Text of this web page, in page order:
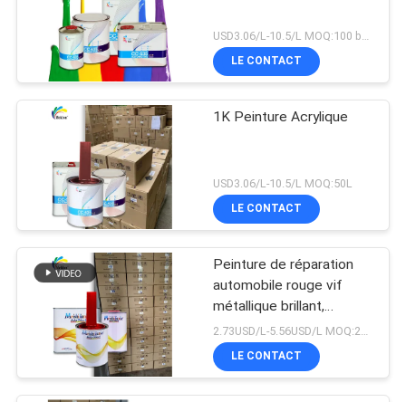
USD3.06/L-10.5/L MOQ:100 boîtes
LE CONTACT
1K Peinture Acrylique
USD3.06/L-10.5/L MOQ:50L
LE CONTACT
Peinture de réparation
automobile rouge vif
métallique brillant,
assortiment de couleurs
de qualité usine d'origine
LE CONTACT